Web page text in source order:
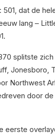
dat de
lang –
splitste zich
Jonesboro,
Northwest
door
eerste